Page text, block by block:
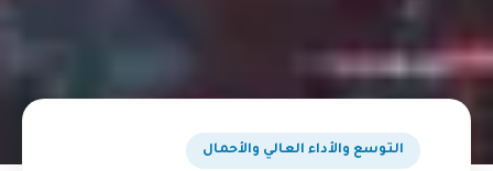
التوسع والأداء العالي والأحمال